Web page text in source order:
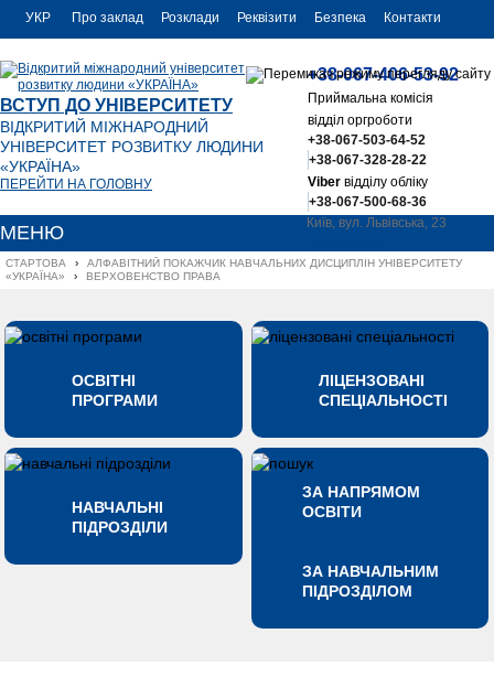
УКР
ENG
Про заклад Розклади Реквізити Безпека Контакти
ВСТУП ДО УНІВЕРСИТЕТУ
ВІДКРИТИЙ МІЖНАРОДНИЙ
УНІВЕРСИТЕТ РОЗВИТКУ ЛЮДИНИ
«УКРАЇНА»
ПЕРЕЙТИ НА ГОЛОВНУ
+38-067-406-53-92
Приймальна комісія
відділ оргроботи
+38-067-503-64-52
+38-067-328-28-22
Viberвідділу обліку
+38-067-500-68-36
Київ, вул. Львівська, 23
МЕНЮ
СТАРТОВА ›
АЛФАВІТНИЙ ПОКАЖЧИК НАВЧАЛЬНИХ ДИСЦИПЛІН УНІВЕРСИТЕТУ
«УКРАЇНА»
› ВЕРХОВЕНСТВО ПРАВА
ОСВІТНІ
ПРОГРАМИ
ЛІЦЕНЗОВАНІ
СПЕЦІАЛЬНОСТІ
НАВЧАЛЬНІ
ПІДРОЗДІЛИ
ЗА НАПРЯМОМ
ОСВІТИ
ЗА НАВЧАЛЬНИМ
ПІДРОЗДІЛОМ